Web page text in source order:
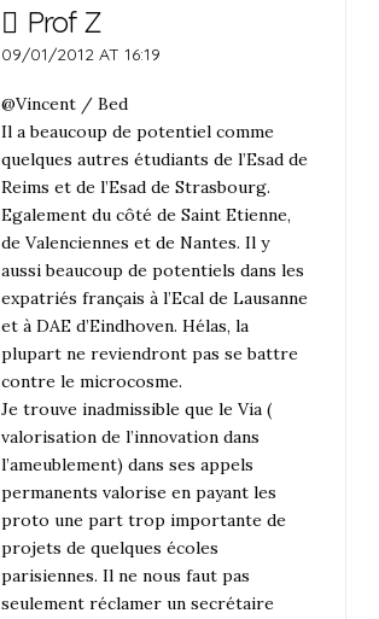
Prof Z
09/01/2012 AT 16:19
@Vincent / Bed
Il a beaucoup de potentiel comme
quelques autres étudiants de l’Esad de
Reims et de l’Esad de Strasbourg.
Egalement du côté de Saint Etienne,
de Valenciennes et de Nantes. Il y
aussi beaucoup de potentiels dans les
expatriés français à l’Ecal de Lausanne
et à DAE d’Eindhoven. Hélas, la
plupart ne reviendront pas se battre
contre le microcosme.
Je trouve inadmissible que le Via (
valorisation de l’innovation dans
l’ameublement) dans ses appels
permanents valorise en payant les
proto une part trop importante de
projets de quelques écoles
parisiennes. Il ne nous faut pas
seulement réclamer un secrétaire